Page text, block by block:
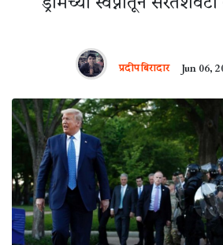
प्रदीप बिरादार Jun 06,